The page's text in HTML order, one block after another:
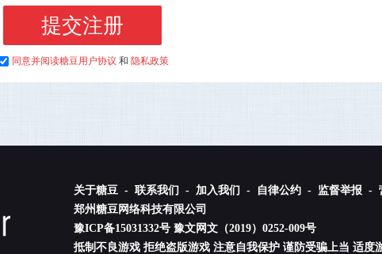
同意并阅读糖豆用户协议 和 隐私政策
关于糖豆 - 联系我们 - 加入我们 - 自律公约 - 监督举报 -
郑州糖豆网络科技有限公司
豫ICP备15031332号 豫文网文（2019）0252-009号
抵制不良游戏 拒绝盗版游戏 注意自我保护 谨防受骗上当 适